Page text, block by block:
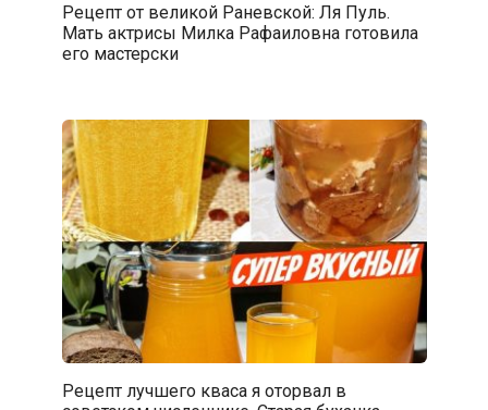
Рецепт от великой Раневской: Ля Пуль.
Мать актрисы Милка Рафаиловна готовила
его мастерски
Рецепт лучшего кваса я оторвал в